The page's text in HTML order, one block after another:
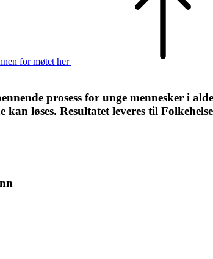
for møtet her
prosess for unge mennesker i
løses. Resultatet leveres til